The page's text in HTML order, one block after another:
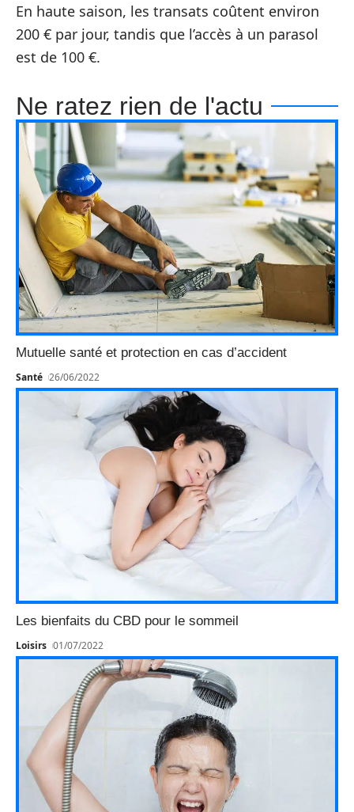
En haute saison, les transats coûtent environ
200 € par jour, tandis que l’accès à un parasol
est de 100 €.
Ne ratez rien de l'actu
Mutuelle santé et protection en cas d’accident
Santé 26/06/2022
Les bienfaits du CBD pour le sommeil
Loisirs 01/07/2022